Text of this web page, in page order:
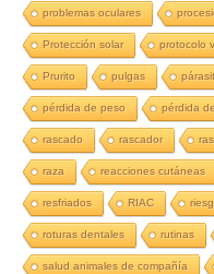
problemas oculares
Protección solar protocolo
Prurito pulgas
pérdida de peso pérdida
rascado rascador
raza reacciones cutáneas
resfriados RIAC
roturas dentales rutinas
salud animales de compañía